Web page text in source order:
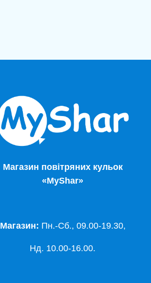
Магазин повітряних кульок
«MyShar»
Магазин: Пн.-Сб., 09.00-19.30,
Нд. 10.00-16.00.